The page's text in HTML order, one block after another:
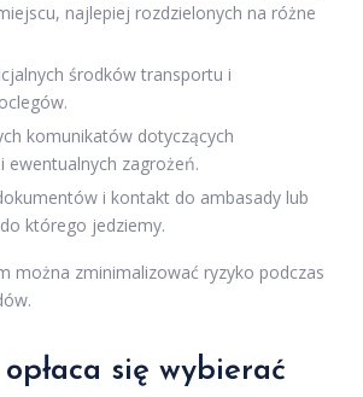
najlepiej rozdzielonych na różne
środków transportu i
komunikatów dotyczących
ewentualnych zagrożeń.
i kontakt do ambasady lub
którego jedziemy.
można zminimalizować ryzyko podczas
się wybierać